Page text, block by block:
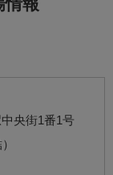
央街1番1号